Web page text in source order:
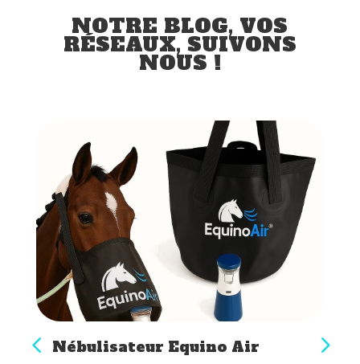
NOTRE BLOG, VOS
RÉSEAUX, SUIVONS
NOUS !
Solution saline Equino Air